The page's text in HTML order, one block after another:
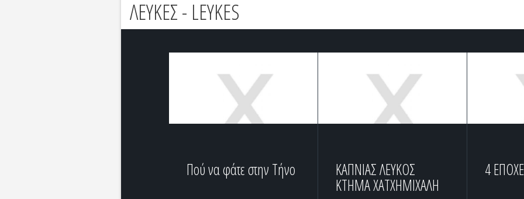
ΛΕΥΚΕΣ - LEYKES
Πού να φάτε στην Τήνο ΚΑΠΝΙΑΣ ΛΕΥΚΟΣ
ΚΤΗΜΑ ΧΑΤΧΗΜΙΧΑΛΗ
4